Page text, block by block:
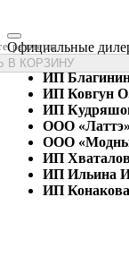
размеры
В КОРЗИНУ
Официальные
ИП
ИП Ковгун
ИП
ООО «Латтэ»
ООО
ИП
ИП Ильина
ИП